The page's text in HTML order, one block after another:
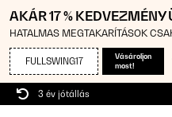
AKÁR 17 % KEDVEZMÉNY
HATALMAS MEGTAKARÍTÁSOK
FULLSWING17
Vásároljon
most!
3 év jótállás